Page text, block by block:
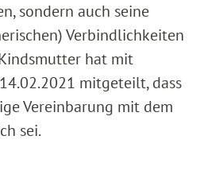
sondern auch seine
Verbindlichkeiten
hat mit
mitgeteilt, dass
Vereinbarung mit dem
sei.